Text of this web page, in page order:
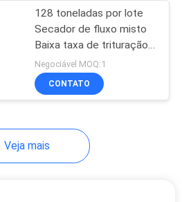
de
18
128 toneladas por lote
Secador de fluxo misto
Baixa taxa de trituração,
baixo consumo de
energia Nenhum moinho
para milho
Negociável MOQ:1
CONTATO
Veja mais